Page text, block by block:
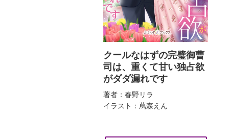
クールなはずの完璧御曹
司は、重くて甘い独占欲
がダダ漏れです
著者：春野リラ
イラスト：蔦森えん